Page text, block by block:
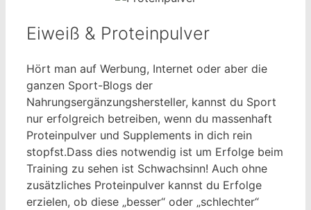
Eiweiß & Proteinpulver
Hört man auf Werbung, Internet oder aber die
ganzen Sport-Blogs der
Nahrungsergänzungshersteller, kannst du Sport
nur erfolgreich betreiben, wenn du massenhaft
Proteinpulver und Supplements in dich rein
stopfst.Dass dies notwendig ist um Erfolge beim
Training zu sehen ist Schwachsinn! Auch ohne
zusätzliches Proteinpulver kannst du Erfolge
erzielen, ob diese „besser“ oder „schlechter“